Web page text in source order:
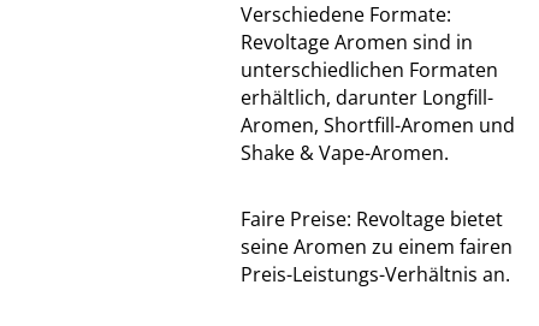
Verschiedene Formate:
Revoltage Aromen sind in
unterschiedlichen Formaten
erhältlich, darunter Longfill-
Aromen, Shortfill-Aromen und
Shake & Vape-Aromen.
Faire Preise: Revoltage bietet
seine Aromen zu einem fairen
Preis-Leistungs-Verhältnis an.